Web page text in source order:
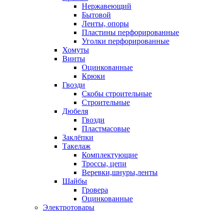
Нержавеющий
Бытовой
Ленты, опоры
Пластины перфорированные
Уголки перфорированные
Хомуты
Винты
Оцинкованные
Крюки
Гвозди
Скобы строительные
Строительные
Дюбеля
Гвозди
Пластмасовые
Заклёпки
Такелаж
Комплектующие
Троссы, цепи
Веревки,шнуры,ленты
Шайбы
Гровера
Оцинкованные
Электротовары